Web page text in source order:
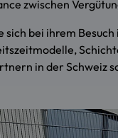
zwischen
bei ihrem
in der Schweiz